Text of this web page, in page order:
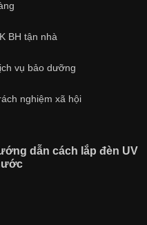
BH tận nhà
vụ bảo dưỡng
nghiệm xã hội
dẫn cách lắp đèn UV